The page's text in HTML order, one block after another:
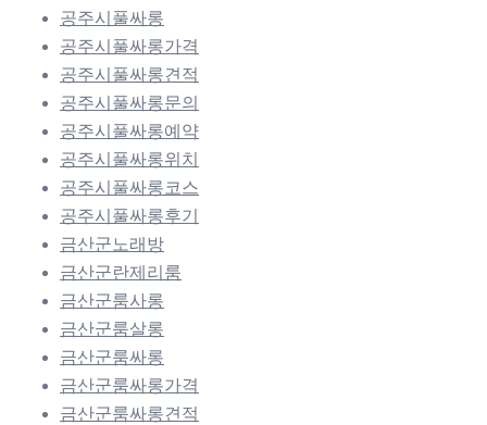
공주시풀싸롱
공주시풀싸롱가격
공주시풀싸롱견적
공주시풀싸롱문의
공주시풀싸롱예약
공주시풀싸롱위치
공주시풀싸롱코스
공주시풀싸롱후기
금산군노래방
금산군란제리룸
금산군룸사롱
금산군룸살롱
금산군룸싸롱
금산군룸싸롱가격
금산군룸싸롱견적